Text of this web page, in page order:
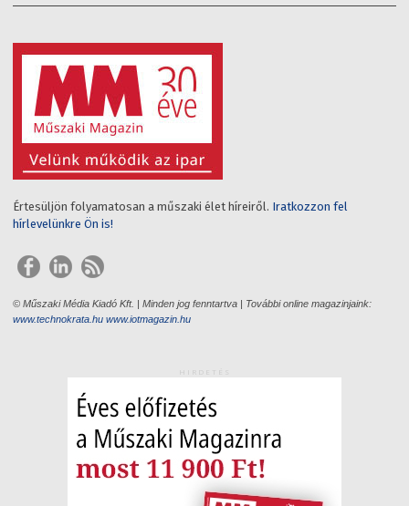
Értesüljön folyamatosan a műszaki élet híreiről. Iratkozzon fel
hírlevelünkre Ön is!
© Műszaki Média Kiadó Kft. | Minden jog fenntartva | További online magazinjaink:
www.technokrata.hu www.iotmagazin.hu
HIRDETÉS